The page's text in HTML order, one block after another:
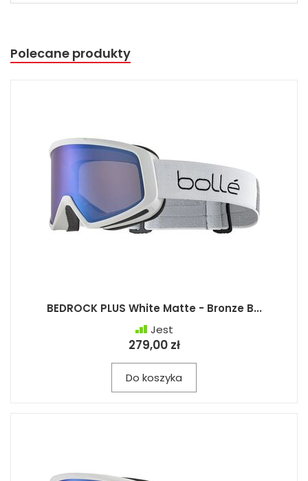
Polecane produkty
BEDROCK PLUS White Matte - Bronze B...
Jest
279,00 zł
Do koszyka